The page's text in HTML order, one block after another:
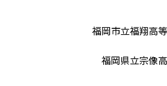
福岡市立福翔高
福岡県立宗像